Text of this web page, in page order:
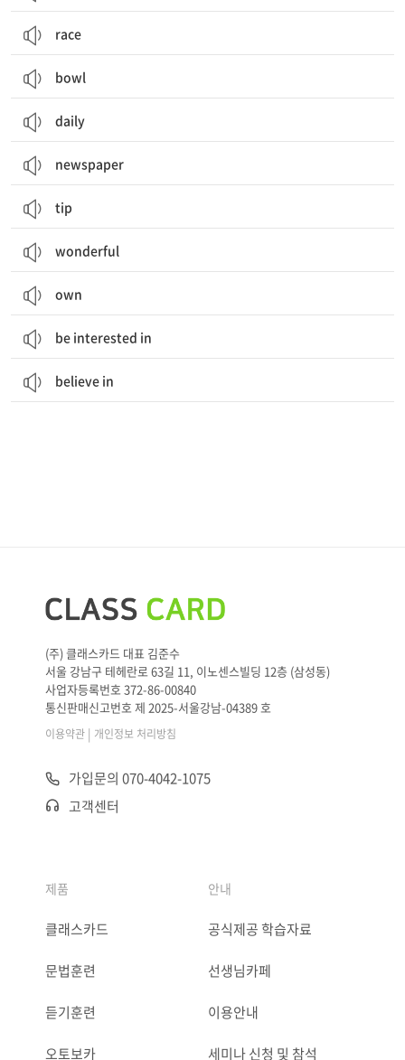
race
bowl
daily
newspaper
tip
wonderful
own
be interested in
believe in
(주) 클래스카드 대표 김준수
서울 강남구 테헤란로 63길 11, 이노센스빌딩 12층 (삼성동)
사업자등록번호 372-86-00840
통신판매신고번호 제 2025-서울강남-04389 호
이용약관 | 개인정보 처리방침
가입문의 070-4042-1075
고객센터
제품
클래스카드
문법훈련
듣기훈련
오토보카
안내
공식제공 학습자료
선생님카페
이용안내
세미나 신청 및 참석